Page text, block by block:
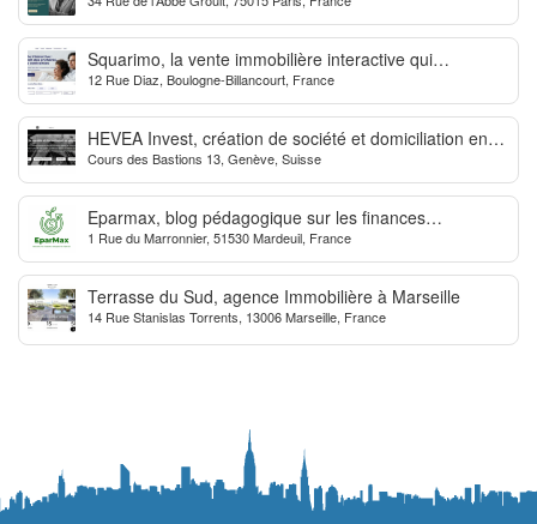
Squarimo, la vente immobilière interactive qui
dynamise les transactions
12 Rue Diaz, Boulogne-Billancourt, France
HEVEA Invest, création de société et domiciliation en
Suisse
Cours des Bastions 13, Genève, Suisse
Eparmax, blog pédagogique sur les finances
personnelles
1 Rue du Marronnier, 51530 Mardeuil, France
Terrasse du Sud, agence Immobilière à Marseille
14 Rue Stanislas Torrents, 13006 Marseille, France